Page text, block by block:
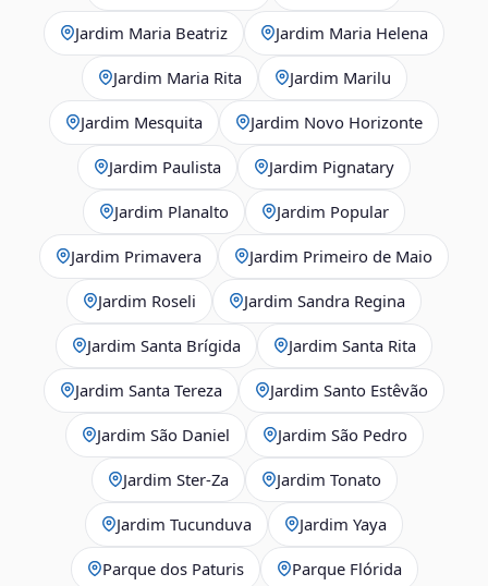
Jardim Maria Beatriz Jardim Maria Helena
Jardim Maria Rita Jardim Marilu
Jardim Mesquita Jardim Novo Horizonte
Jardim Paulista Jardim Pignatary
Jardim Planalto Jardim Popular
Jardim Primavera Jardim Primeiro de Maio
Jardim Roseli Jardim Sandra Regina
Jardim Santa Brígida Jardim Santa Rita
Jardim Santa Tereza Jardim Santo Estêvão
Jardim São Daniel Jardim São Pedro
Jardim Ster‑Za Jardim Tonato
Jardim Tucunduva Jardim Yaya
Parque dos Paturis Parque Flórida